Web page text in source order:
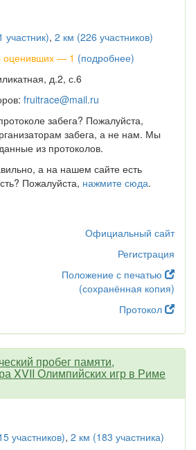
участник), 2 км (226 участников)
оценивших — 1 (подробнее)
д.2, с.6
fruitrace@mail.ru
забега? Пожалуйста,
забега, а не нам. Мы
из протоколов.
а на нашем сайте есть
Пожалуйста, нажмите сюда.
Официальный сайт
Регистрация
Положение с печатью
(сохранённая копия)
Протокол
пробег памяти,
XVII Олимпийских игр в Риме
участников), 2 км (183 участника)